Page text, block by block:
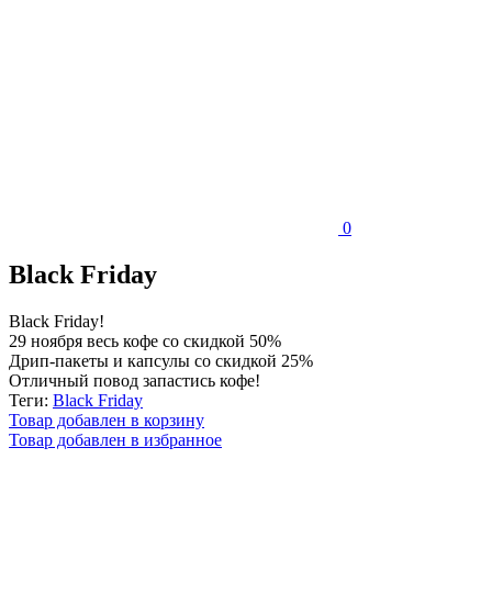
0
Black Friday
Black Friday!
29 ноября весь кофе со скидкой 50%
Дрип-пакеты и капсулы со скидкой 25%
Отличный повод запастись кофе!
Теги: Black Friday
Товар добавлен в корзину
Товар добавлен в избранное